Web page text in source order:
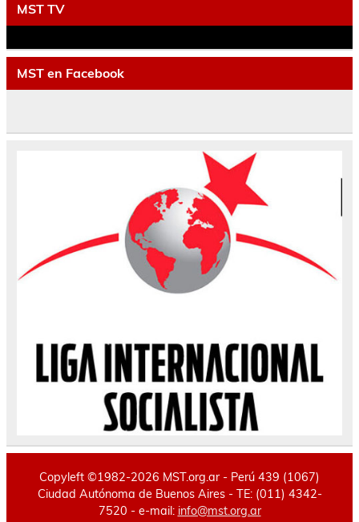
MST TV
MST en Facebook
Copyleft ©1982-2026 MST.org.ar - Perú 439 (1067)
Ciudad Autónoma de Buenos Aires - TE: (011) 4342-
7520 - e-mail: info@mst.org.ar